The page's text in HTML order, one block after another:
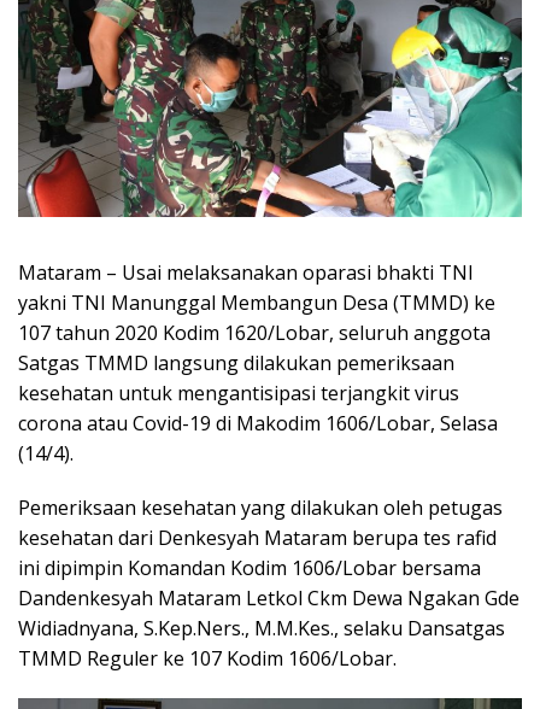
Mataram – Usai melaksanakan oparasi bhakti TNI
yakni TNI Manunggal Membangun Desa (TMMD) ke
107 tahun 2020 Kodim 1620/Lobar, seluruh anggota
Satgas TMMD langsung dilakukan pemeriksaan
kesehatan untuk mengantisipasi terjangkit virus
corona atau Covid-19 di Makodim 1606/Lobar, Selasa
(14/4).
Pemeriksaan kesehatan yang dilakukan oleh petugas
kesehatan dari Denkesyah Mataram berupa tes rafid
ini dipimpin Komandan Kodim 1606/Lobar bersama
Dandenkesyah Mataram Letkol Ckm Dewa Ngakan Gde
Widiadnyana, S.Kep.Ners., M.M.Kes., selaku Dansatgas
TMMD Reguler ke 107 Kodim 1606/Lobar.